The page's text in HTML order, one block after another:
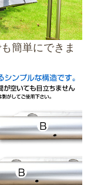
簡単にできま